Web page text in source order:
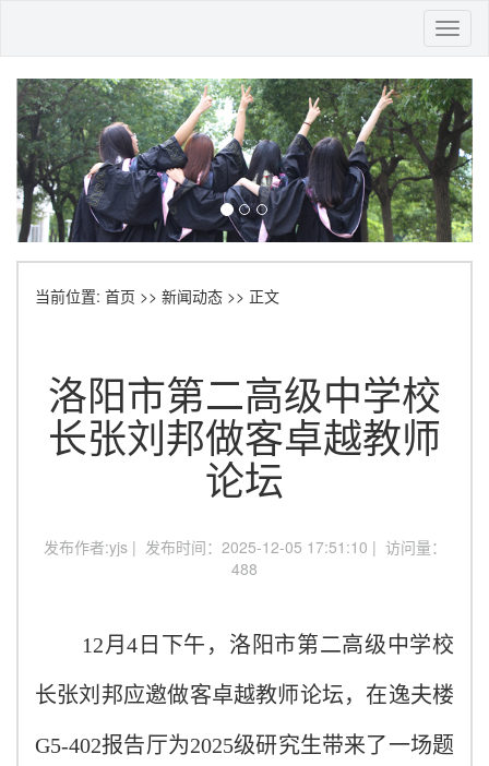
当前位置: 首页 >> 新闻动态 >> 正文
洛阳市第二高级中学校
长张刘邦做客卓越教师
论坛
发布作者:yjs | 发布时间：2025-12-05 17:51:10 | 访问量：
488
12月4 日下午 ，洛阳市第二高级中学校
长张刘邦应邀做客卓越教师论坛，在逸夫楼
G5-402报告厅为2025级研究生带来了一场题